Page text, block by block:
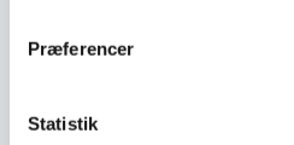
Præferencer
Statistik